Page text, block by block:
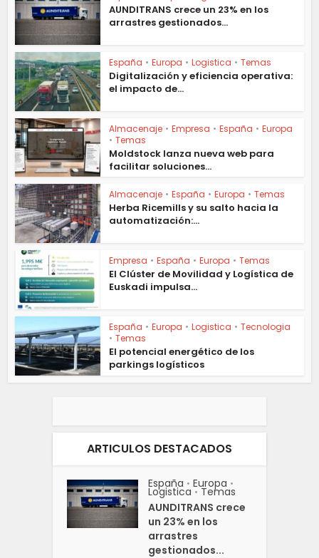
AUNDITRANS crece un 23% en los
arrastres gestionados...
España • Europa • Logistica • Temas
Digitalización y eficiencia operativa:
el impacto de...
Almacenaje • Empresa • España • Europa
• Temas
Moldstock lanza nueva web para
facilitar soluciones...
Almacenaje • España • Europa • Temas
Herba Ricemills y su salto hacia la
automatización:...
Empresa • España • Europa • Temas
El Clúster de Movilidad y Logística de
Euskadi impulsa...
España • Europa • Logistica • Tecnologia
• Temas
El potencial energético de los
parkings logísticos
ARTICULOS DESTACADOS
España • Europa •
Logistica • Temas
AUNDITRANS crece
un 23% en los
arrastres
gestionados...